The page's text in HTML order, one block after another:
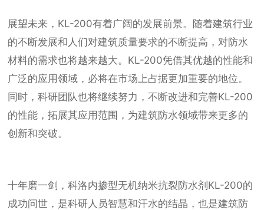
展望未来，KL-200有着广阔的发展前景。随着建筑行业
的不断发展和人们对建筑质量要求的不断提高，对防水
材料的需求也将越来越大。KL-200凭借其优越的性能和
广泛的应用领域，必将在市场上占据更加重要的地位。
同时，科研团队也将继续努力，不断改进和完善KL-200
的性能，拓展其应用范围，为建筑防水领域带来更多的
创新和突破。
十年磨一剑，科洛内掺型无机纳米抗裂防水剂KL-200的
成功问世，是科研人员智慧和汗水的结晶，也是建筑防